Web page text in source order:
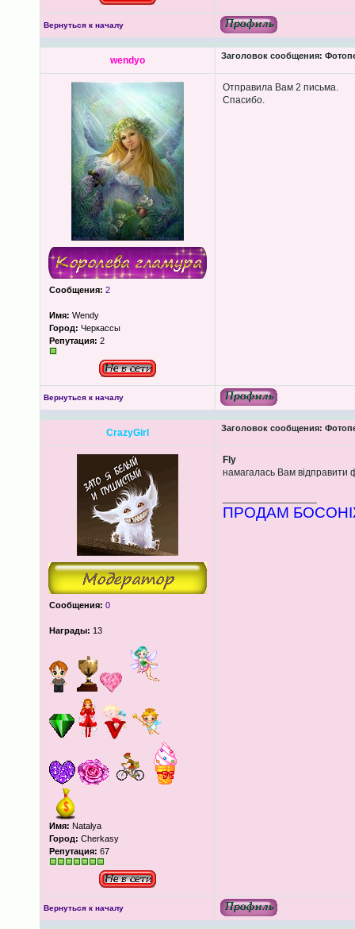
Вернуться к началу
wendyo Заголовок сообщения:
Сообщения: 2
Имя: Wendy
Город: Черкассы
Репутация: 2
Отправила Вам 2 письма.
Спасибо.
Вернуться к началу
CrazyGirl Заголовок сообщения:
Сообщения: 0
Награды: 13
Имя: Natalya
Город: Cherkasy
Репутация: 67
Fly
намагалась Вам
ПРОДАМ
Вернуться к началу